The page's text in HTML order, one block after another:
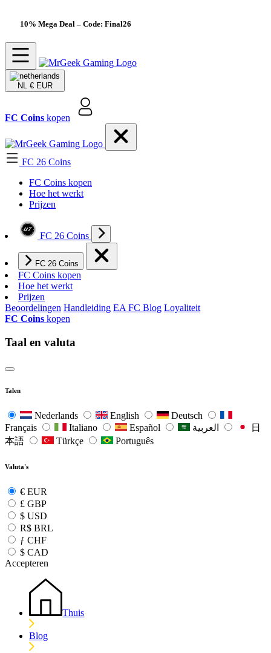
10% Mega Deal – Code: Final26
NL € EUR
FC Coins kopen
FC 26 Coins
FC Coins kopen
Hoe het werkt
Prijzen
FC 26 Coins
FC 26 Coins
FC Coins kopen
Hoe het werkt
Prijzen
Beoordelingen Handleiding EA FC Blog Loyaliteit
FC Coins kopen
Taal en valuta
Talen
Nederlands English
Deutsch
Français
Italiano Español
日
本語
Türkçe Português
Valuta's
€ EUR
£ GBP
$ USD
R$ BRL
ƒ CHF
$ CAD
Accepteren
Thuis
Blog